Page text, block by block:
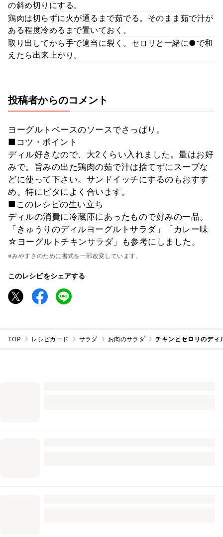
の斜め切りにする。
鶏肉は切らずに火が通るまで茹でる。そのまま茹で汁が
ある程度冷めるまで置いておく。
取り出してから手で適当に裂く。セロリと一緒に●で和
えたら出来上がり。
投稿者からのコメント
ヨーグルトベースのソースでさっぱり。
■コツ・ポイント
ディル好きなので、大2くらい入れました。量はお好
みで。旨みの出た鶏肉の茹で汁は捨てずにスープな
どに使って下さい。サンドイッチにするのもおすす
め。特にピタによく合います。
■このレシピの生い立ち
ディルの消費に冷蔵庫にあったもので好みの一品。
「きゅうりのディルヨーグルトサラダ」「カレー味
☆ヨーグルトチキンサラダ」も参考にしました。
※みやすさのために書式を一部改変しています。
このレシピをシェアする
TOP レシピカード サラダ お肉のサラダ チキンとセロリのディ